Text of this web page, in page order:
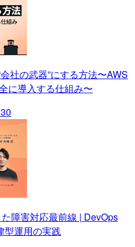
社の武器”にする方法〜AWS
に導入する仕組み〜
障害対応最前線 | DevOps
型運用の実践